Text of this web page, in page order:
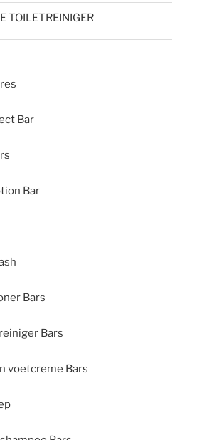
TOILETREINIGER
Bar
Bar
Bars
Bars
voetcreme Bars